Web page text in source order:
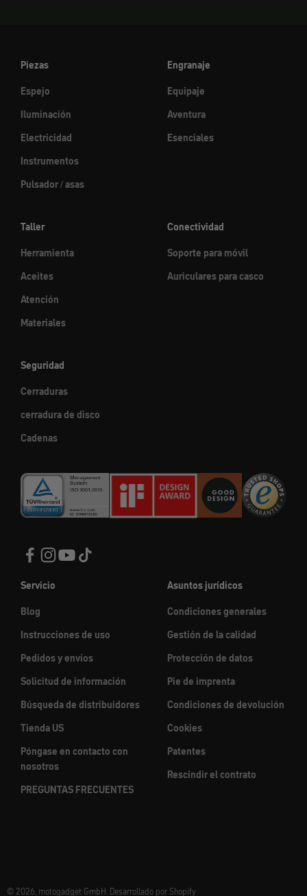
Piezas
Espejo
Iluminación
Electricidad
Instrumentos
Pulsador / asas
Engranaje
Equipaje
Aventura
Esenciales
Taller
Herramienta
Aceites
Atención
Materiales
Conectividad
Soporte para móvil
Auriculares para casco
Seguridad
Cerraduras
cerradura de disco
Cadenas
Servicio
Blog
Instrucciones de uso
Pedidos y envíos
Solicitud de información
Búsqueda de distribuidores
Tienda US
Póngase en contacto con
nosotros
PREGUNTAS FRECUENTES
Asuntos jurídicos
Condiciones generales
Gestión de la calidad
Protección de datos
Pie de imprenta
Condiciones de devolución
Cookies
Patentes
Rescindir el contrato
© 2026, motogadget GmbH. Desarrollado por Shopify